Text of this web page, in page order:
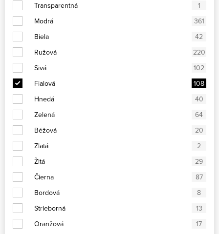
Transparentná
1
Modrá
361
Biela
42
Ružová
220
Sivá
102
Fialová
108
Hnedá
40
Zelená
64
Béžová
20
Zlatá
2
Žltá
29
Čierna
87
Bordová
8
Strieborná
13
Oranžová
17